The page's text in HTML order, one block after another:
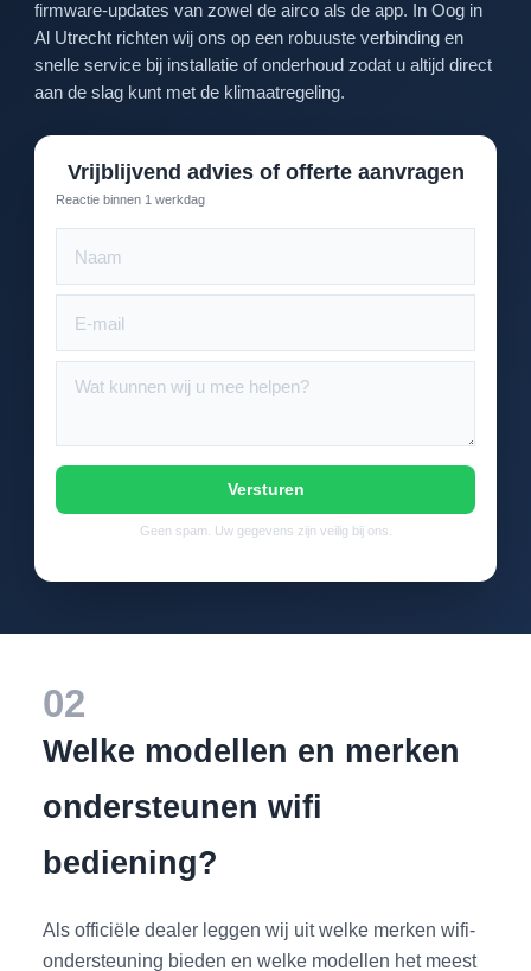
firmware-updates van zowel de airco als de app. In Oog in
Al Utrecht richten wij ons op een robuuste verbinding en
snelle service bij installatie of onderhoud zodat u altijd direct
aan de slag kunt met de klimaatregeling.
Vrijblijvend advies of offerte aanvragen
Reactie binnen 1 werkdag
Versturen
Geen spam. Uw gegevens zijn veilig bij ons.
02
Welke modellen en merken
ondersteunen wifi
bediening?
Als officiële dealer leggen wij uit welke merken wifi-
ondersteuning bieden en welke modellen het meest